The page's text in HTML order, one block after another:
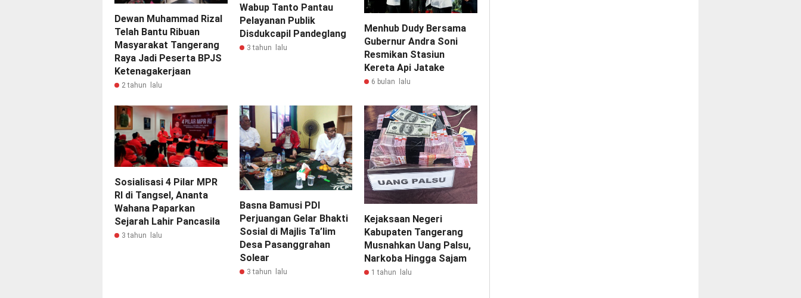
Dewan Muhammad Rizal
Telah Bantu Ribuan
Masyarakat Tangerang
Raya Jadi Peserta BPJS
Ketenagakerjaan
2 tahun lalu
Wabup Tanto Pantau
Pelayanan Publik
Disdukcapil Pandeglang
3 tahun lalu
Menhub Dudy Bersama
Gubernur Andra Soni
Resmikan Stasiun
Kereta Api Jatake
6 bulan lalu
Sosialisasi 4 Pilar MPR
RI di Tangsel, Ananta
Wahana Paparkan
Sejarah Lahir Pancasila
3 tahun lalu
Basna Bamusi PDI
Perjuangan Gelar Bhakti
Sosial di Majlis Ta’lim
Desa Pasanggrahan
Solear
3 tahun lalu
Kejaksaan Negeri
Kabupaten Tangerang
Musnahkan Uang Palsu,
Narkoba Hingga Sajam
1 tahun lalu